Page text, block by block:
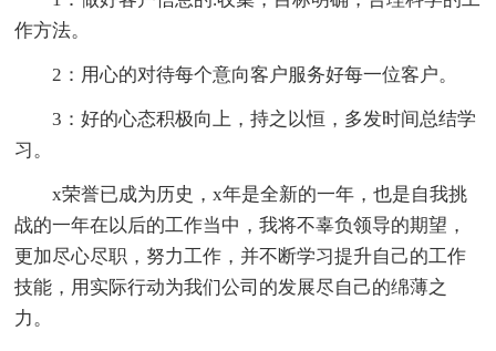
作方法。
2：用心的对待每个意向客户服务好每一位客户。
3：好的心态积极向上，持之以恒，多发时间总结学
习。
x荣誉已成为历史，x年是全新的一年，也是自我挑
战的一年在以后的工作当中，我将不辜负领导的期望，
更加尽心尽职，努力工作，并不断学习提升自己的工作
技能，用实际行动为我们公司的发展尽自己的绵薄之
力。